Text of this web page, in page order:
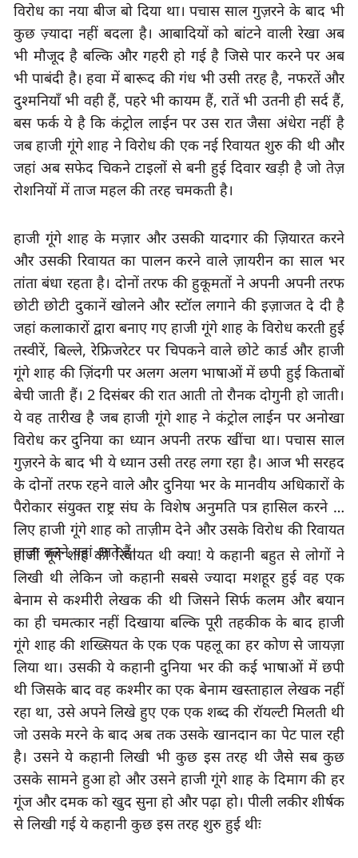
विरोध का नया बीज बो दिया था। पचास साल गुज़रने के बाद भी
कुछ ज़्यादा नहीं बदला है। आबादियों को बांटने वाली रेखा अब
भी मौजूद है बल्कि और गहरी हो गई है जिसे पार करने पर अब
भी पाबंदी है। हवा में बारूद की गंध भी उसी तरह है, नफरतें और
दुश्मनियाँ भी वही हैं, पहरे भी कायम हैं, रातें भी उतनी ही सर्द हैं,
बस फर्क ये है कि कंट्रोल लाईन पर उस रात जैसा अंधेरा नहीं है
जब हाजी गूंगे शाह ने विरोध की एक नई रिवायत शुरु की थी और
जहां अब सफेद चिकने टाइलों से बनी हुई दिवार खड़ी है जो तेज़
रोशनियों में ताज महल की तरह चमकती है।
हाजी गूंगे शाह के मज़ार और उसकी यादगार की ज़ियारत करने
और उसकी रिवायत का पालन करने वाले ज़ायरीन का साल भर
तांता बंधा रहता है। दोनों तरफ की हुकूमतों ने अपनी अपनी तरफ
छोटी छोटी दुकानें खोलने और स्टॉल लगाने की इज़ाजत दे दी है
जहां कलाकारों द्वारा बनाए गए हाजी गूंगे शाह के विरोध करती हुई
तस्वीरें, बिल्ले, रेफ्रिजरेटर पर चिपकने वाले छोटे कार्ड और हाजी
गूंगे शाह की ज़िंदगी पर अलग अलग भाषाओं में छपी हुई किताबों
बेची जाती हैं। 2 दिसंबर की रात आती तो रौनक दोगुनी हो जाती।
ये वह तारीख है जब हाजी गूंगे शाह ने कंट्रोल लाईन पर अनोखा
विरोध कर दुनिया का ध्यान अपनी तरफ खींचा था। पचास साल
गुज़रने के बाद भी ये ध्यान उसी तरह लगा रहा है। आज भी सरहद
के दोनों तरफ रहने वाले और दुनिया भर के मानवीय अधिकारों के
पैरोकार संयुक्त राष्ट्र संघ के विशेष अनुमति पत्र हासिल करने के
लिए हाजी गूंगे शाह को ताज़ीम देने और उसके विरोध की रिवायत
ताज़ा करने यहां आते हैं।
हाजी गूंगे शाह की रिवायत थी क्या! ये कहानी बहुत से लोगों ने
लिखी थी लेकिन जो कहानी सबसे ज्यादा मशहूर हुई वह एक
बेनाम से कश्मीरी लेखक की थी जिसने सिर्फ कलम और बयान
का ही चमत्कार नहीं दिखाया बल्कि पूरी तहकीक के बाद हाजी
गूंगे शाह की शख्सियत के एक एक पहलू का हर कोण से जायज़ा
लिया था। उसकी ये कहानी दुनिया भर की कई भाषाओं में छपी
थी जिसके बाद वह कश्मीर का एक बेनाम खस्ताहाल लेखक नहीं
रहा था, उसे अपने लिखे हुए एक एक शब्द की रॉयल्टी मिलती थी
जो उसके मरने के बाद अब तक उसके खानदान का पेट पाल रही
है। उसने ये कहानी लिखी भी कुछ इस तरह थी जैसे सब कुछ
उसके सामने हुआ हो और उसने हाजी गूंगे शाह के दिमाग की हर
गूंज और दमक को खुद सुना हो और पढ़ा हो। पीली लकीर शीर्षक
से लिखी गई ये कहानी कुछ इस तरह शुरु हुई थीः